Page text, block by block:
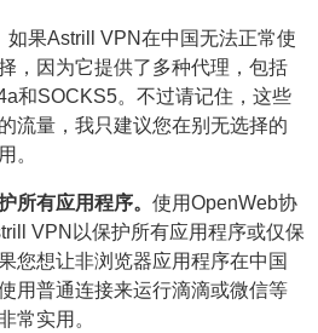
如果Astrill VPN在中国无法正常使
，因为它提供了多种代理，包括
和SOCKS5。不过请记住，这些
流量，我只建议您在别无选择的
。
所有应用程序。 使用OpenWeb协
VPN以保护所有应用程序或仅保
您想让非浏览器应用程序在中国
用普通连接来运行滴滴或微信等
常实用。